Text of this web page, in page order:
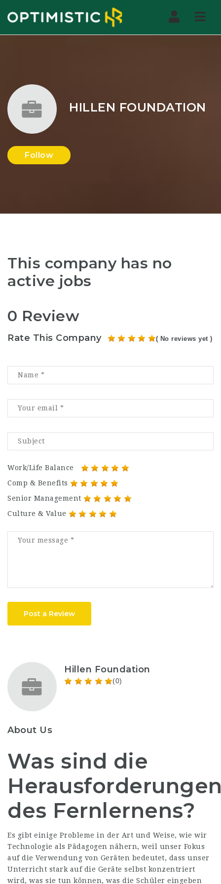
HILLEN FOUNDATION
Follow
This company has no
active jobs
0 Review
Rate This Company ( No reviews yet )
Work/Life Balance
Comp & Benefits
Senior Management
Culture & Value
Post a Review
Hillen Foundation
(0)
About Us
Was sind die
des Fernlernens?
Es gibt einige Probleme in der Art und Weise, wie wir
Technologie als Pädagogen nähern, weil unser Fokus
auf die Verwendung von Geräten bedeutet, dass unser
Unterricht stark auf die Geräte selbst konzentriert
wird, was sie tun können, was die Schüler eingeben